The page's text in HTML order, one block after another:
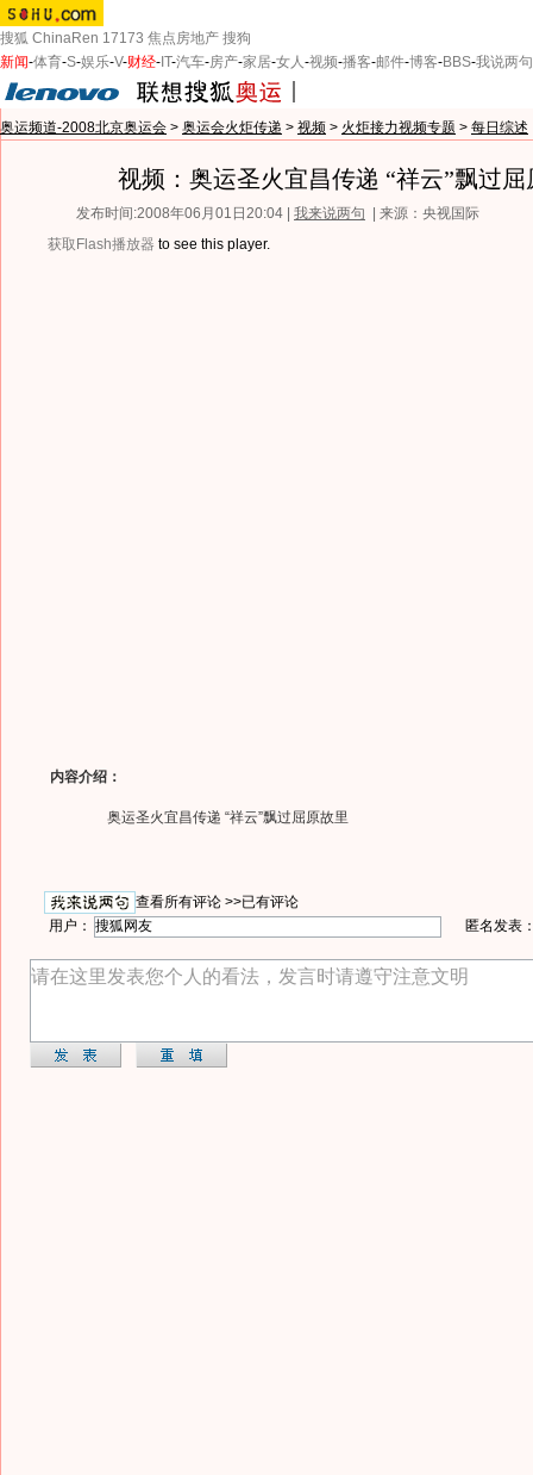
搜狐 ChinaRen 17173 焦点房地产 搜狗
新闻-体育-S-娱乐-V-财经- IT-汽车-房产-家居-女人-视频-播客-邮件-博客-BBS-我说两句
奥运频道-2008北京奥运会 > 奥运会火炬传递 > 视频 > 火炬接力视频专题 > 每日综述
视频：奥运圣火宜昌传递 “祥云”飘过屈
发布时间:2008年06月01日20:04 | 我来说两句
| 来源：央视国际
获取Flash播放器 to see this player.
内容介绍：
奥运圣火宜昌传递 “祥云”飘过屈原故里
查看所有评论 >>已有评论
用户：
匿名发表